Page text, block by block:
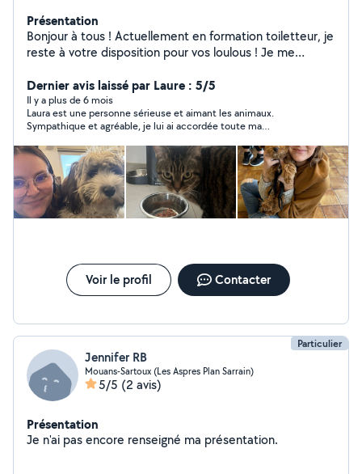
Présentation
Bonjour à tous ! Actuellement en formation toiletteur, je
reste à votre disposition pour vos loulous ! Je me
pendant vos absences !
Dernier avis laissé par Laure : 5/5
Il y a plus de 6 mois
Laura est une personne sérieuse et aimant les animaux.
Sympathique et agréable, je lui ai accordée toute ma
conseille vivement !
Voir le profil Contacter
Particulier
Jennifer RB
Mouans-Sartoux (Les Aspres Plan Sarrain)
5/5 (2 avis)
Présentation
Je n'ai pas encore renseigné ma présentation.